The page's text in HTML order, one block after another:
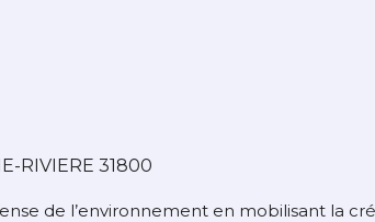
À propos de cette
responsabilité de cette annonce ainsi
RIVIERE 31800
de l’environnement en mobilisant la